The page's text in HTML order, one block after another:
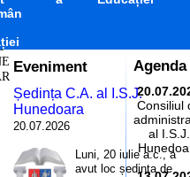
Agenda
Consiliul
al I.S.J.
Eveniment
Ședința C.A. al I.S.J.
Hunedoara
20.07.2026
Luni, 20 iulie a.c., a
avut loc ședința de